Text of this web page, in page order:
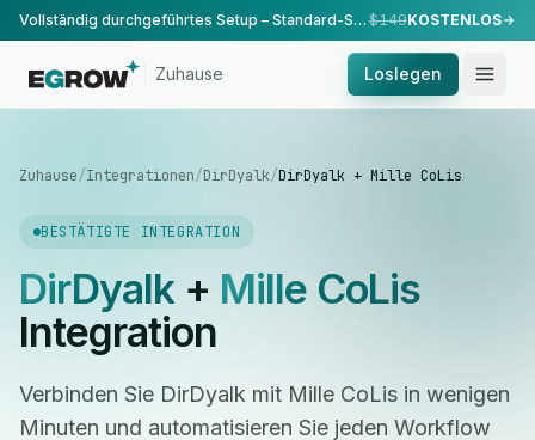
Vollständig durchgeführtes Setup – Standard-Setup, durchgeführt von unserem Team. $149KOSTENLOS
Zuhause Loslegen
Zuhause/Integrationen/DirDyalk/DirDyalk + Mille CoLis
BESTÄTIGTE INTEGRATION
DirDyalk+ Mille CoLis
Integration
Verbinden Sie DirDyalk mit Mille CoLis in wenigen
Minuten und automatisieren Sie jeden Workflow